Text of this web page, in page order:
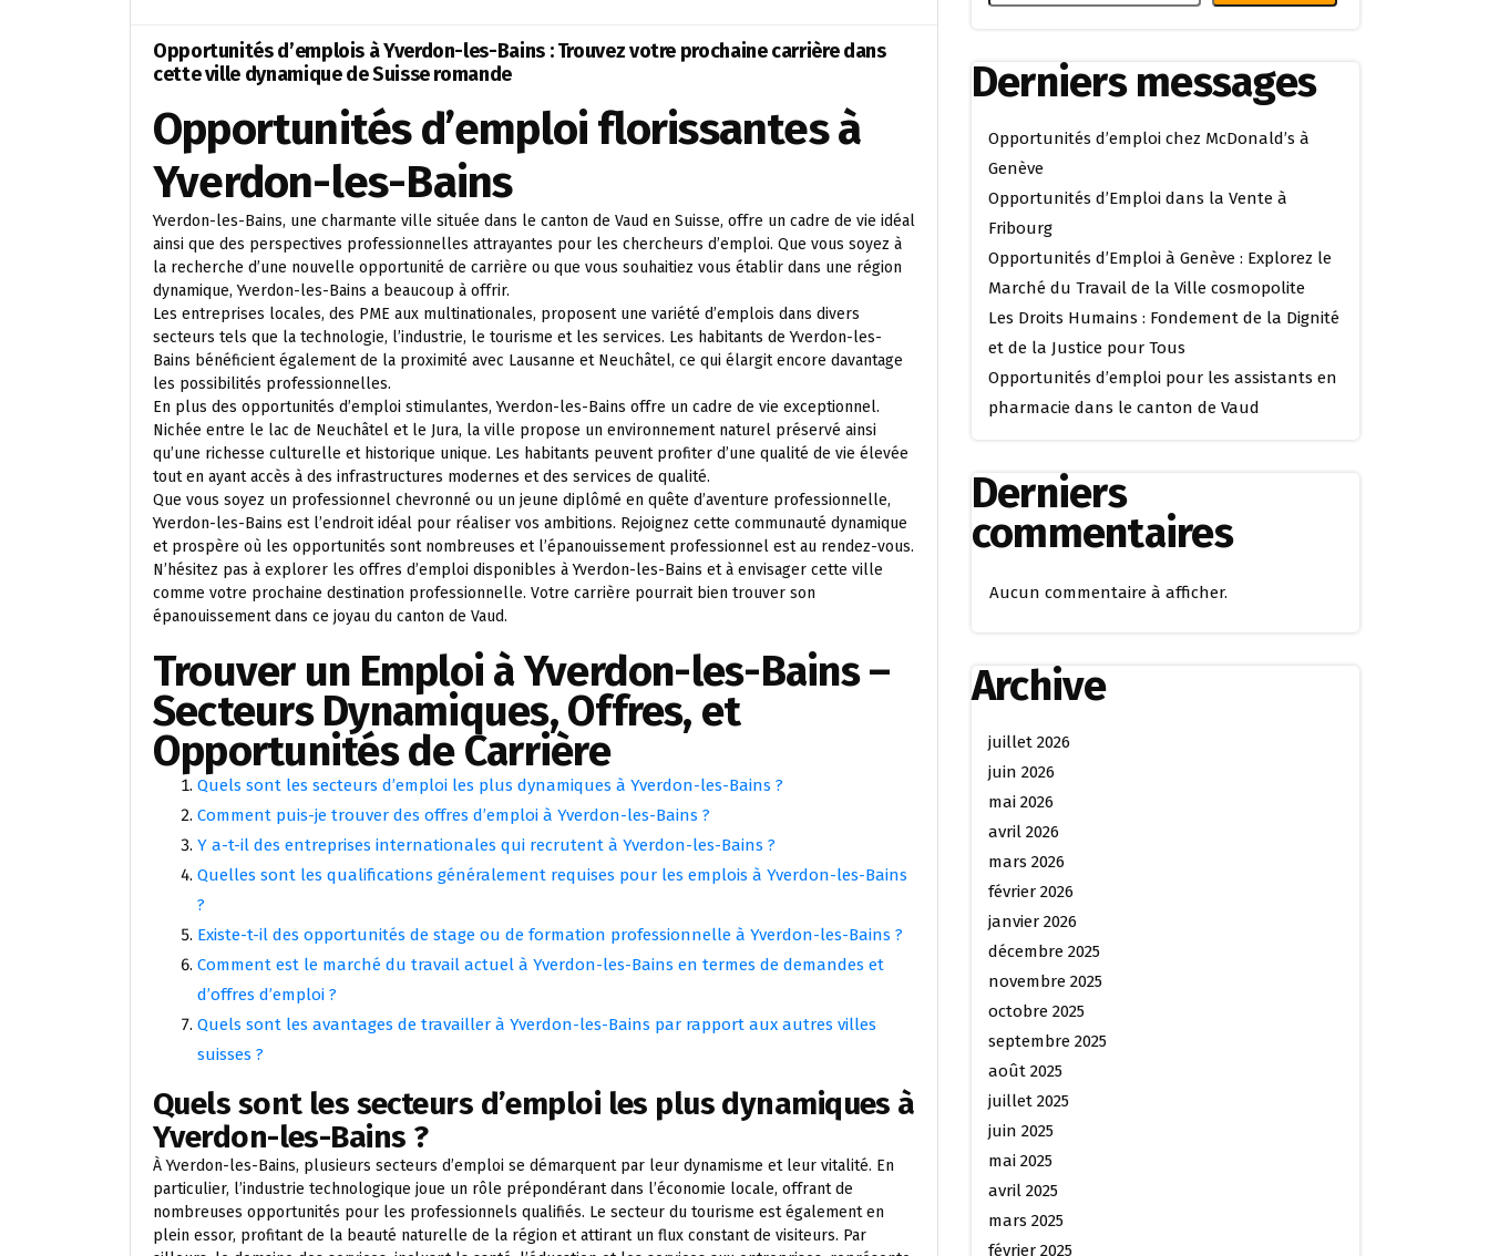
Opportunités d’emplois à Yverdon-les-Bains : Trouvez votre prochaine carrière dans
cette ville dynamique de Suisse romande
Opportunités d’emploi florissantes à
Yverdon-les-Bains
Yverdon-les-Bains, une charmante ville située dans le canton de Vaud en Suisse, offre un cadre de vie idéal
ainsi que des perspectives professionnelles attrayantes pour les chercheurs d’emploi. Que vous soyez à
la recherche d’une nouvelle opportunité de carrière ou que vous souhaitiez vous établir dans une région
dynamique, Yverdon-les-Bains a beaucoup à offrir.
Les entreprises locales, des PME aux multinationales, proposent une variété d’emplois dans divers
secteurs tels que la technologie, l’industrie, le tourisme et les services. Les habitants de Yverdon-les-
Bains bénéficient également de la proximité avec Lausanne et Neuchâtel, ce qui élargit encore davantage
les possibilités professionnelles.
En plus des opportunités d’emploi stimulantes, Yverdon-les-Bains offre un cadre de vie exceptionnel.
Nichée entre le lac de Neuchâtel et le Jura, la ville propose un environnement naturel préservé ainsi
qu’une richesse culturelle et historique unique. Les habitants peuvent profiter d’une qualité de vie élevée
tout en ayant accès à des infrastructures modernes et des services de qualité.
Que vous soyez un professionnel chevronné ou un jeune diplômé en quête d’aventure professionnelle,
Yverdon-les-Bains est l’endroit idéal pour réaliser vos ambitions. Rejoignez cette communauté dynamique
et prospère où les opportunités sont nombreuses et l’épanouissement professionnel est au rendez-vous.
N’hésitez pas à explorer les offres d’emploi disponibles à Yverdon-les-Bains et à envisager cette ville
comme votre prochaine destination professionnelle. Votre carrière pourrait bien trouver son
épanouissement dans ce joyau du canton de Vaud.
Trouver un Emploi à Yverdon-les-Bains –
Secteurs Dynamiques, Offres, et
Opportunités de Carrière
Quels sont les secteurs d’emploi les plus dynamiques à Yverdon-les-Bains ?
Comment puis-je trouver des offres d’emploi à Yverdon-les-Bains ?
Y a-t-il des entreprises internationales qui recrutent à Yverdon-les-Bains ?
Quelles sont les qualifications généralement requises pour les emplois à Yverdon-les-Bains
?
Existe-t-il des opportunités de stage ou de formation professionnelle à Yverdon-les-Bains ?
Comment est le marché du travail actuel à Yverdon-les-Bains en termes de demandes et
d’offres d’emploi ?
Quels sont les avantages de travailler à Yverdon-les-Bains par rapport aux autres villes
suisses ?
Quels sont les secteurs d’emploi les plus dynamiques à
Yverdon-les-Bains ?
À Yverdon-les-Bains, plusieurs secteurs d’emploi se démarquent par leur dynamisme et leur vitalité. En
particulier, l’industrie technologique joue un rôle prépondérant dans l’économie locale, offrant de
nombreuses opportunités pour les professionnels qualifiés. Le secteur du tourisme est également en
plein essor, profitant de la beauté naturelle de la région et attirant un flux constant de visiteurs. Par
Derniers messages
Opportunités d’emploi chez McDonald’s à
Genève
Opportunités d’Emploi dans la Vente à
Fribourg
Opportunités d’Emploi à Genève : Explorez le
Marché du Travail de la Ville cosmopolite
Les Droits Humains : Fondement de la Dignité
et de la Justice pour Tous
Opportunités d’emploi pour les assistants en
pharmacie dans le canton de Vaud
Derniers
commentaires
Aucun commentaire à afficher.
Archive
juillet 2026
juin 2026
mai 2026
avril 2026
mars 2026
février 2026
janvier 2026
décembre 2025
novembre 2025
octobre 2025
septembre 2025
août 2025
juillet 2025
juin 2025
mai 2025
avril 2025
mars 2025
février 2025